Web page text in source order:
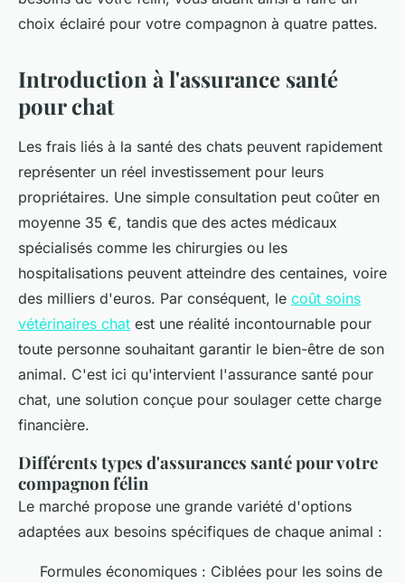
choix éclairé pour votre compagnon à quatre pattes.
Introduction à l'assurance santé
pour chat
Les frais liés à la santé des chats peuvent rapidement
représenter un réel investissement pour leurs
propriétaires. Une simple consultation peut coûter en
moyenne 35 €, tandis que des actes médicaux
spécialisés comme les chirurgies ou les
hospitalisations peuvent atteindre des centaines, voire
des milliers d'euros. Par conséquent, le coût soins
vétérinaires chat est une réalité incontournable pour
toute personne souhaitant garantir le bien-être de son
animal. C'est ici qu'intervient l'assurance santé pour
chat, une solution conçue pour soulager cette charge
financière.
Différents types d'assurances santé pour votre
compagnon félin
Le marché propose une grande variété d'options
adaptées aux besoins spécifiques de chaque animal :
Formules économiques : Ciblées pour les soins de